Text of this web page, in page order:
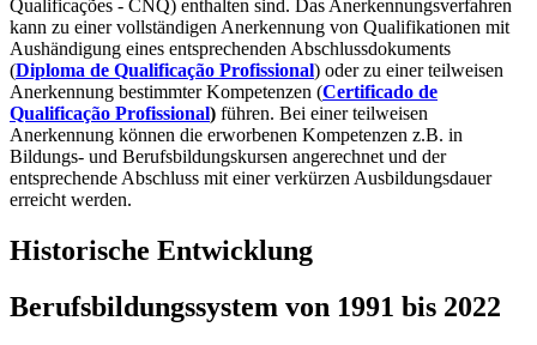
Qualificações - CNQ) enthalten sind. Das Anerkennungsverfahren
kann zu einer vollständigen Anerkennung von Qualifikationen mit
Aushändigung eines entsprechenden Abschlussdokuments
(Diploma de Qualificação Profissional) oder zu einer teilweisen
Anerkennung bestimmter Kompetenzen (Certificado de
Qualificação Profissional) führen. Bei einer teilweisen
Anerkennung können die erworbenen Kompetenzen z.B. in
Bildungs- und Berufsbildungskursen angerechnet und der
entsprechende Abschluss mit einer verkürzen Ausbildungsdauer
erreicht werden.
Historische Entwicklung
Berufsbildungssystem von 1991 bis 2022